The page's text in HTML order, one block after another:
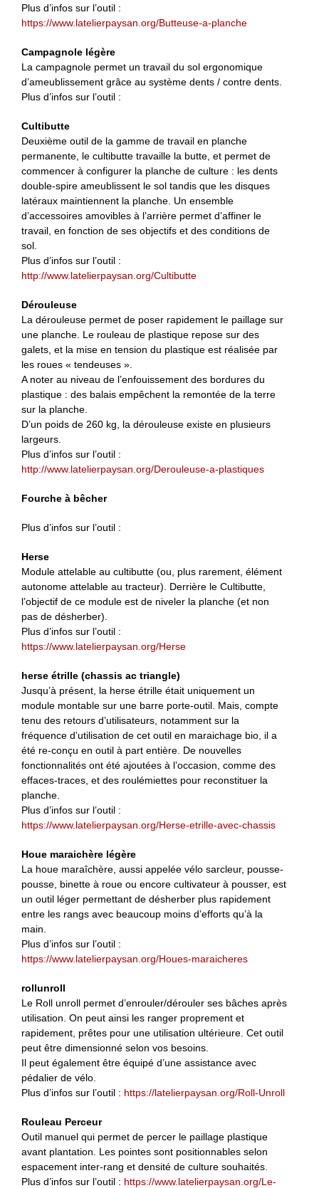
Plus d’infos sur l’outil :
https://www.latelierpaysan.org/Butteuse-a-planche
Campagnole légère
La campagnole permet un travail du sol ergonomique
d’ameublissement grâce au système dents / contre dents.
Plus d’infos sur l’outil :
Cultibutte
Deuxième outil de la gamme de travail en planche
permanente, le cultibutte travaille la butte, et permet de
commencer à configurer la planche de culture : les dents
double-spire ameublissent le sol tandis que les disques
latéraux maintiennent la planche. Un ensemble
d’accessoires amovibles à l’arrière permet d’affiner le
travail, en fonction de ses objectifs et des conditions de
sol.
Plus d’infos sur l’outil :
http://www.latelierpaysan.org/Cultibutte
Dérouleuse
La dérouleuse permet de poser rapidement le paillage sur
une planche. Le rouleau de plastique repose sur des
galets, et la mise en tension du plastique est réalisée par
les roues « tendeuses ».
A noter au niveau de l’enfouissement des bordures du
plastique : des balais empêchent la remontée de la terre
sur la planche.
D’un poids de 260 kg, la dérouleuse existe en plusieurs
largeurs.
Plus d’infos sur l’outil :
http://www.latelierpaysan.org/Derouleuse-a-plastiques
Fourche à bêcher
Plus d’infos sur l’outil :
Herse
Module attelable au cultibutte (ou, plus rarement, élément
autonome attelable au tracteur). Derrière le Cultibutte,
l’objectif de ce module est de niveler la planche (et non
pas de désherber).
Plus d’infos sur l’outil :
https://www.latelierpaysan.org/Herse
herse étrille (chassis ac triangle)
Jusqu’à présent, la herse étrille était uniquement un
module montable sur une barre porte-outil. Mais, compte
tenu des retours d’utilisateurs, notamment sur la
fréquence d’utilisation de cet outil en maraichage bio, il a
été re-conçu en outil à part entière. De nouvelles
fonctionnalités ont été ajoutées à l’occasion, comme des
effaces-traces, et des roulémiettes pour reconstituer la
planche.
Plus d’infos sur l’outil :
https://www.latelierpaysan.org/Herse-etrille-avec-chassis
Houe maraichère légère
La houe maraîchère, aussi appelée vélo sarcleur, pousse-
pousse, binette à roue ou encore cultivateur à pousser, est
un outil léger permettant de désherber plus rapidement
entre les rangs avec beaucoup moins d’efforts qu’à la
main.
Plus d’infos sur l’outil :
https://www.latelierpaysan.org/Houes-maraicheres
rollunroll
Le Roll unroll permet d’enrouler/dérouler ses bâches après
utilisation. On peut ainsi les ranger proprement et
rapidement, prêtes pour une utilisation ultérieure. Cet outil
peut être dimensionné selon vos besoins.
Il peut également être équipé d’une assistance avec
pédalier de vélo.
Plus d’infos sur l’outil : https://latelierpaysan.org/Roll-Unroll
Rouleau Perceur
Outil manuel qui permet de percer le paillage plastique
avant plantation. Les pointes sont positionnables selon
espacement inter-rang et densité de culture souhaités.
Plus d’infos sur l’outil : https://www.latelierpaysan.org/Le-